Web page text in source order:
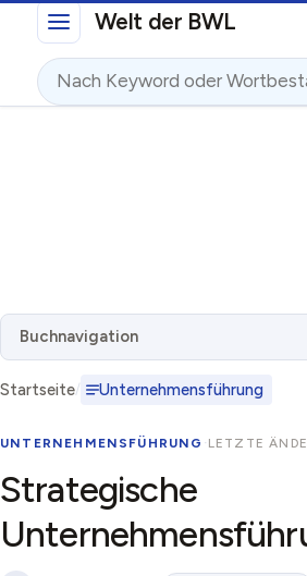
Direkt zum InhaltWelt der BWL
Suche
Buchnavigation
Startseite Unternehmensführung
UNTERNEHMENSFÜHRUNG · LETZTE
Strategische